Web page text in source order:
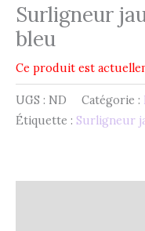
Surligneur
bleu
Ce produit est
UGS : ND Catégorie :
Étiquette : Surligneur